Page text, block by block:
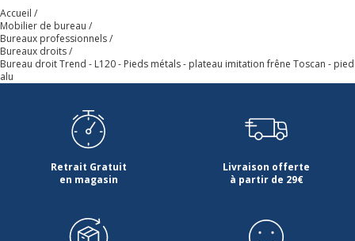
Caractéristiques de la surface supérieure
Chants
Densité panneaux 750 kg/m3
Épaisseur 22 mm
Accueil
Mobilier de bureau
Bureaux professionnels
Bureaux droits
Bureau droit Trend - L120 - Pieds métals - plateau imitation frêne Toscan - pied
alu
Retrait Gratuit
en magasin
Livraison offerte
à partir de 29€